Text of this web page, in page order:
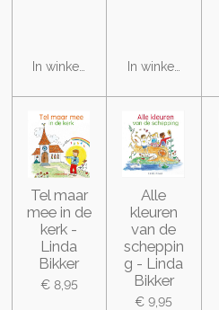
In winkelwagen In winkelwagen
Tel maar
mee in de
kerk -
Linda
Bikker
€ 8,95
Alle
kleuren
van de
scheppin
g - Linda
Bikker
€ 9,95